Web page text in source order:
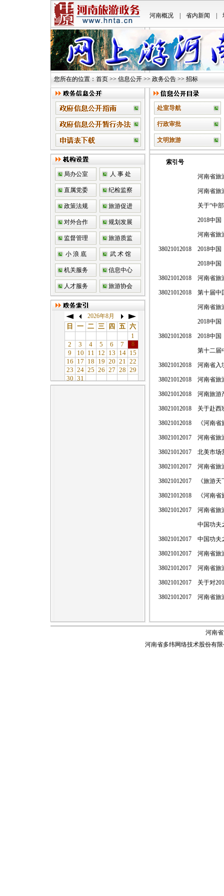
河南概况| 省内新闻
您所在的位置： 首页 >> 信息公开 >> 政务公告 >> 招标
局办公室 人 事 处
直属党委 纪检监察
政策法规 旅游促进
对外合作 规划发展
监督管理 旅游质监
小 浪 底 武 术 馆
机关服务 信息中心
人才服务 旅游协会
处室导航
行政审批
文明旅游
索引号
河南省旅
河南省旅
关于“中
2018中
河南省旅
38021012018 2018中
2018中
38021012018 河南省旅
38021012018 第十届中
河南省旅
2018中国
38021012018 2018中
第十二届
38021012018 河南省入
38021012018 河南省旅
38021012018 河南旅游
38021012018 关于赴西
38021012018 《河南
38021012017 河南省旅
38021012017 北美市场
38021012017 河南省旅
38021012017 《旅游
38021012018 《河南
38021012017 河南省旅
中国功夫
38021012017 中国功夫
38021012017 河南省旅
38021012017 河南省旅
38021012017 关于对
38021012017 河南省旅
河南
河南省多纬网络技术股份有